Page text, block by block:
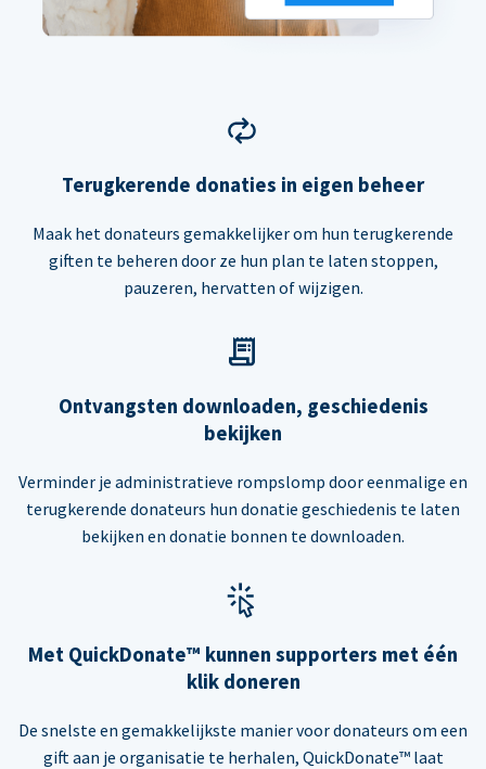
Terugkerende donaties in eigen beheer
Maak het donateurs gemakkelijker om hun terugkerende
giften te beheren door ze hun plan te laten stoppen,
pauzeren, hervatten of wijzigen.
Ontvangsten downloaden, geschiedenis
bekijken
Verminder je administratieve rompslomp door eenmalige en
terugkerende donateurs hun donatie geschiedenis te laten
bekijken en donatie bonnen te downloaden.
Met QuickDonate™ kunnen supporters met één
klik doneren
De snelste en gemakkelijkste manier voor donateurs om een
gift aan je organisatie te herhalen, QuickDonate™ laat